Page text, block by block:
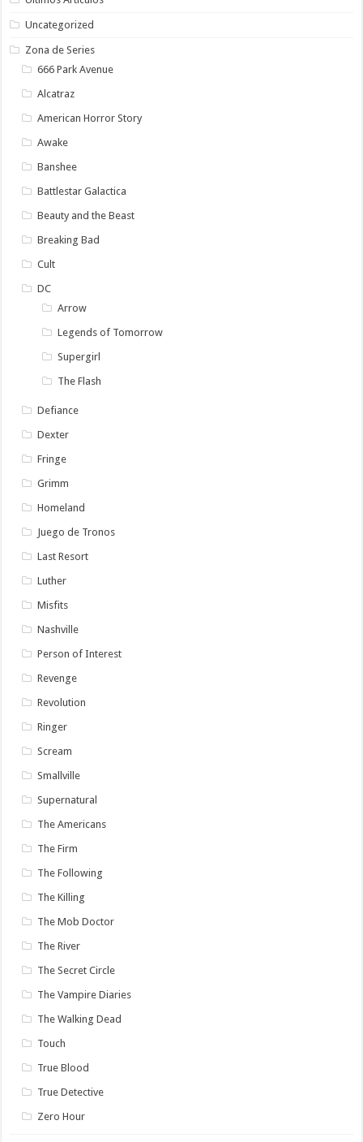
Uncategorized
Zona de Series
666 Park Avenue
Alcatraz
American Horror Story
Awake
Banshee
Battlestar Galactica
Beauty and the Beast
Breaking Bad
Cult
DC
Arrow
Legends of Tomorrow
Supergirl
The Flash
Defiance
Dexter
Fringe
Grimm
Homeland
Juego de Tronos
Last Resort
Luther
Misfits
Nashville
Person of Interest
Revenge
Revolution
Ringer
Scream
Smallville
Supernatural
The Americans
The Firm
The Following
The Killing
The Mob Doctor
The River
The Secret Circle
The Vampire Diaries
The Walking Dead
Touch
True Blood
True Detective
Zero Hour